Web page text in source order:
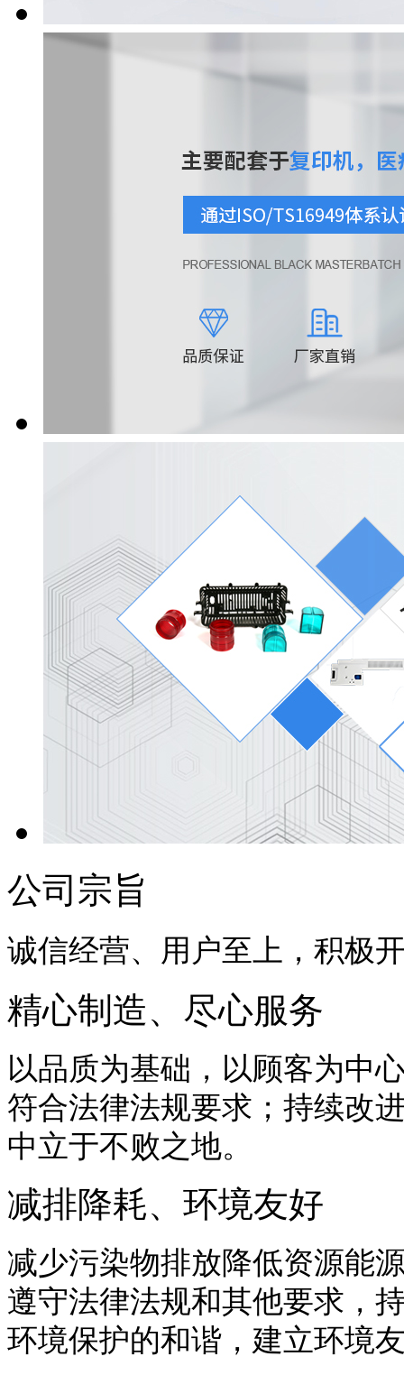
公司宗旨
诚信经营、用户至上，积极
精心制造、尽心服务
以品质为基础，以顾客为中
符合法律法规要求；持续改
中立于不败之地。
减排降耗、环境友好
减少污染物排放降低资源能
遵守法律法规和其他要求，
环境保护的和谐，建立环境